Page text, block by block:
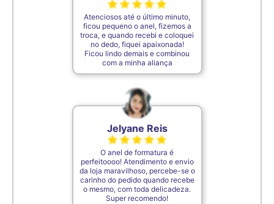
7,2cm
De acordo com o padrão ABNT
Atenciosos até o último minuto,
ficou pequeno o anel, fizemos a
troca, e quando recebi e coloquei
no dedo, fiquei apaixonada!
Ficou lindo demais e combinou
com a minha aliança
Jelyane Reis
O anel de formatura é
perfeitoooo! Atendimento e envio
da loja maravilhoso, percebe-se o
carinho do pedido quando recebe
o mesmo, com toda delicadeza.
Super recomendo!